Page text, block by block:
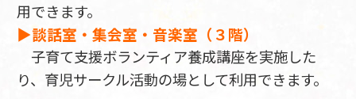
用できます。
▶談話室・集会室・音楽室（３階）
子育て支援ボランティア養成講座を実施した
り、育児サークル活動の場として利用できます。